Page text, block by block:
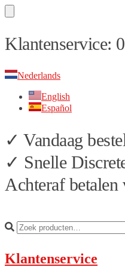
Skip
to
Skip
to
Klantenservice:
Nederlands
English
Español
✓ Vandaag
✓ Snelle
Achteraf
Klantenservice